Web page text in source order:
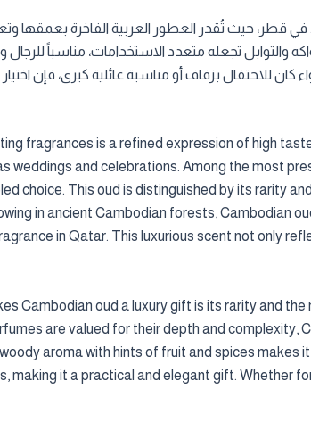
قطر، حيث تُقدر العطور العربية الفاخرة بعمقها
والتوابل تجعله متعدد الاستخدامات، مناسباً للرجال
للاحتفال بزفاف أو مناسبة عائلية كبرى، فإن
fragrances is a refined expression of high
weddings and celebrations. Among the most
choice. This oud is distinguished by its rarity
in ancient Cambodian forests, Cambodian
in Qatar. This luxurious scent not only
Cambodian oud a luxury gift is its rarity and
are valued for their depth and complexity,
aroma with hints of fruit and spices makes
making it a practical and elegant gift. Whether